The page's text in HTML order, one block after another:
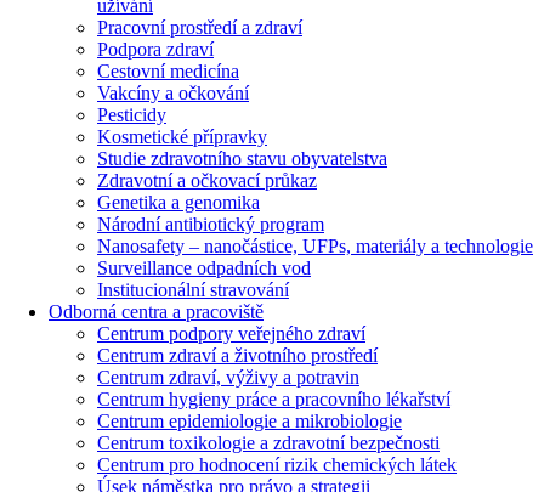
užívání
Pracovní prostředí a zdraví
Podpora zdraví
Cestovní medicína
Vakcíny a očkování
Pesticidy
Kosmetické přípravky
Studie zdravotního stavu obyvatelstva
Zdravotní a očkovací průkaz
Genetika a genomika
Národní antibiotický program
Nanosafety – nanočástice, UFPs, materiály a technologie
Surveillance odpadních vod
Institucionální stravování
Odborná centra a pracoviště
Centrum podpory veřejného zdraví
Centrum zdraví a životního prostředí
Centrum zdraví, výživy a potravin
Centrum hygieny práce a pracovního lékařství
Centrum epidemiologie a mikrobiologie
Centrum toxikologie a zdravotní bezpečnosti
Centrum pro hodnocení rizik chemických látek
Úsek náměstka pro právo a strategii